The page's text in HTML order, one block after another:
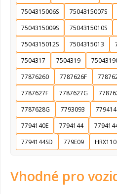
7504315006S
7504315007S
7504315009S
7504315010S
7504315012S
7504315013
7504317
7504319
77876260
7787626F
7787627F
7787627G
7787628G
7793093
7794140E
7794144
7794144SD
779E09 HRX110
Vhodné pro